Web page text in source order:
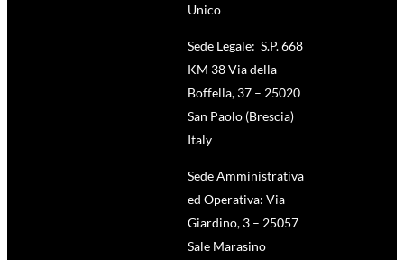
Unico
Sede Legale: S.P. 668
KM 38 Via della
Boffella, 37 – 25020
San Paolo (Brescia)
Italy
Sede Amministrativa
ed Operativa: Via
Giardino, 3 – 25057
Sale Marasino